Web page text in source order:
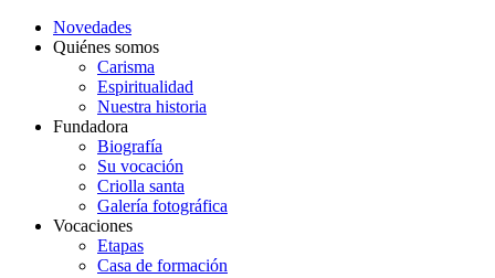
Novedades
Quiénes somos
Carisma
Espiritualidad
Nuestra historia
Fundadora
Biografía
Su vocación
Criolla santa
Galería fotográfica
Vocaciones
Etapas
Casa de formación